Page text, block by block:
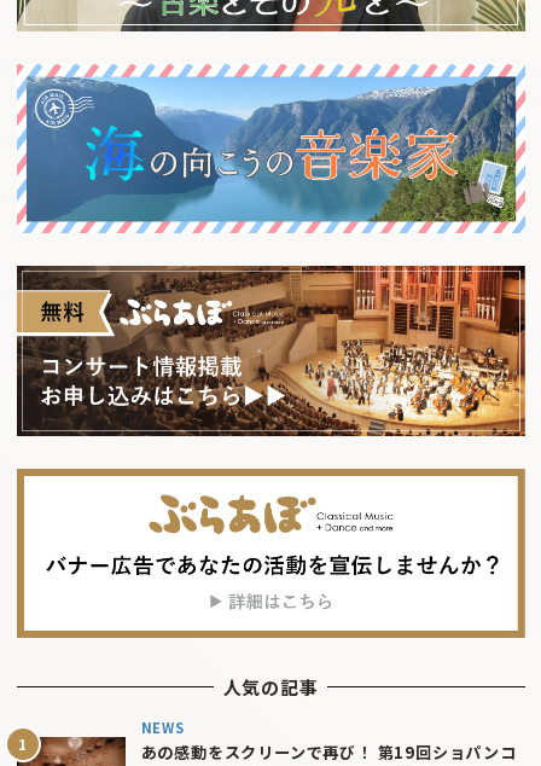
人気の記事
NEWS
あの感動をスクリーンで再び！ 第19回ショパンコ